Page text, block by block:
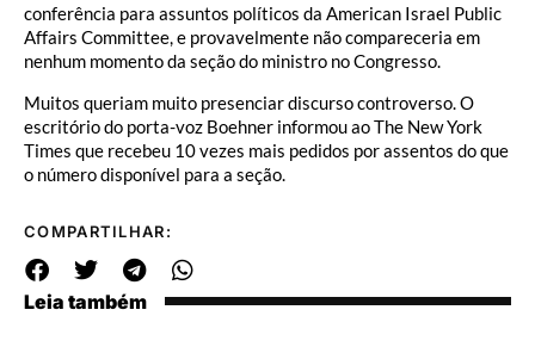
conferência para assuntos políticos da American Israel Public
Affairs Committee, e provavelmente não compareceria em
nenhum momento da seção do ministro no Congresso.
Muitos queriam muito presenciar discurso controverso. O
escritório do porta-voz Boehner informou ao The New York
Times que recebeu 10 vezes mais pedidos por assentos do que
o número disponível para a seção.
COMPARTILHAR:
Leia também